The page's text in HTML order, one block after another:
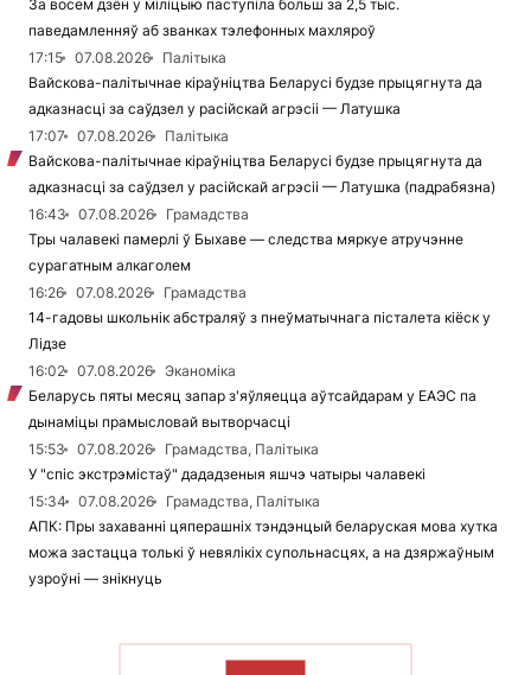
За восем дзён у міліцыю паступіла больш за 2,5 тыс.
паведамленняў аб званках тэлефонных махляроў
17:15
07.08.2026
Палітыка
Вайскова-палітычнае кіраўніцтва Беларусі будзе прыцягнута да
адказнасці за саўдзел у расійскай агрэсіі — Латушка
17:07
07.08.2026
Палітыка
Вайскова-палітычнае кіраўніцтва Беларусі будзе прыцягнута да
адказнасці за саўдзел у расійскай агрэсіі — Латушка (падрабязна)
16:43
07.08.2026
Грамадства
Тры чалавекі памерлі ў Быхаве — следства мяркуе атручэнне
сурагатным алкаголем
16:26
07.08.2026
Грамадства
14-гадовы школьнік абстраляў з пнеўматычнага пісталета кіёск у
Лідзе
16:02
07.08.2026
Эканоміка
Беларусь пяты месяц запар з'яўляецца аўтсайдарам у ЕАЭС па
дынаміцы прамысловай вытворчасці
15:53
07.08.2026
Грамадства, Палітыка
У "спіс экстрэмістаў" дададзеныя яшчэ чатыры чалавекі
15:34
07.08.2026
Грамадства, Палітыка
АПК: Пры захаванні цяперашніх тэндэнцый беларуская мова хутка
можа застацца толькі ў невялікіх супольнасцях, а на дзяржаўным
узроўні — знікнуць